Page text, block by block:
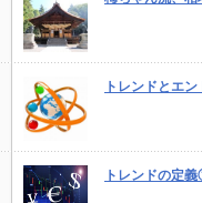
トレンドとエ
トレンドの定